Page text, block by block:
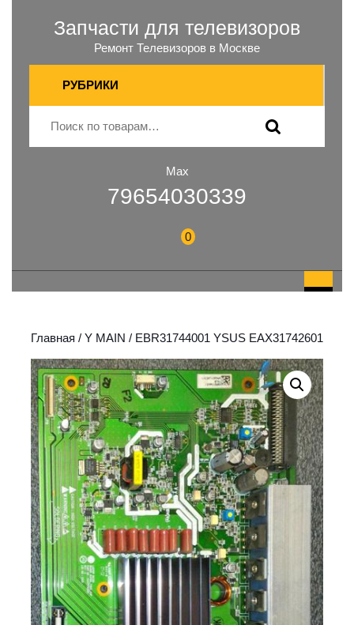
Запчасти для телевизоров
Ремонт Телевизоров в Москве
РУБРИКИ
Max
79654030339
0
Главная / Y MAIN / EBR31744001 YSUS EAX31742601